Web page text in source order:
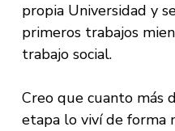
propia Universidad y
primeros trabajos
trabajo social.
Creo que cuanto más
etapa lo viví de forma